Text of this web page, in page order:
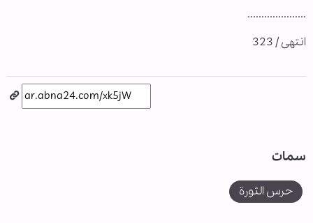
.....................
انتهى / 323
سمات
حرس الثورة